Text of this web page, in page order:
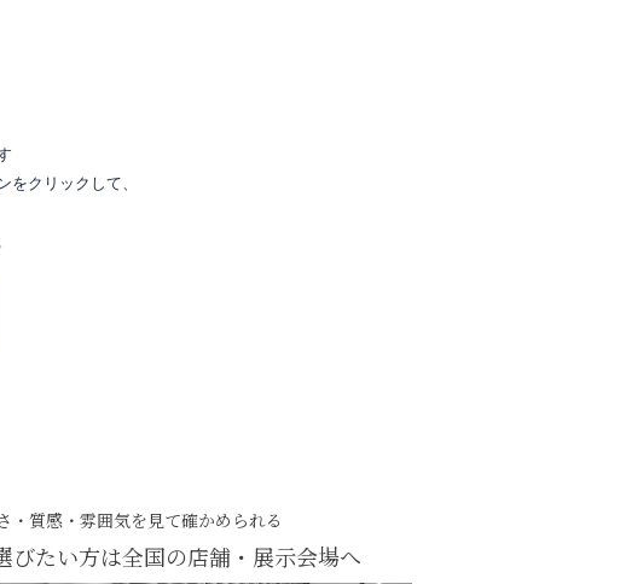
をクリックして、
・質感・雰囲気を見て確かめられる
びたい方は全国の店舗・展示会場へ